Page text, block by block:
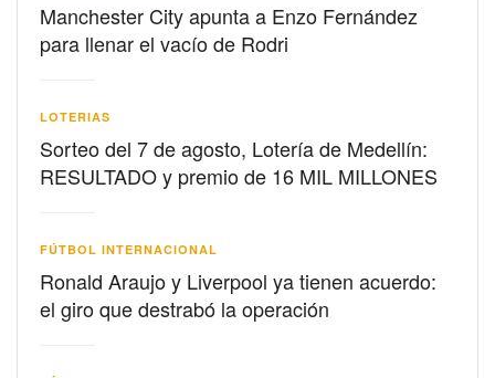
Manchester City apunta a Enzo Fernández
para llenar el vacío de Rodri
LOTERIAS
Sorteo del 7 de agosto, Lotería de Medellín:
RESULTADO y premio de 16 MIL MILLONES
FÚTBOL INTERNACIONAL
Ronald Araujo y Liverpool ya tienen acuerdo:
el giro que destrabó la operación